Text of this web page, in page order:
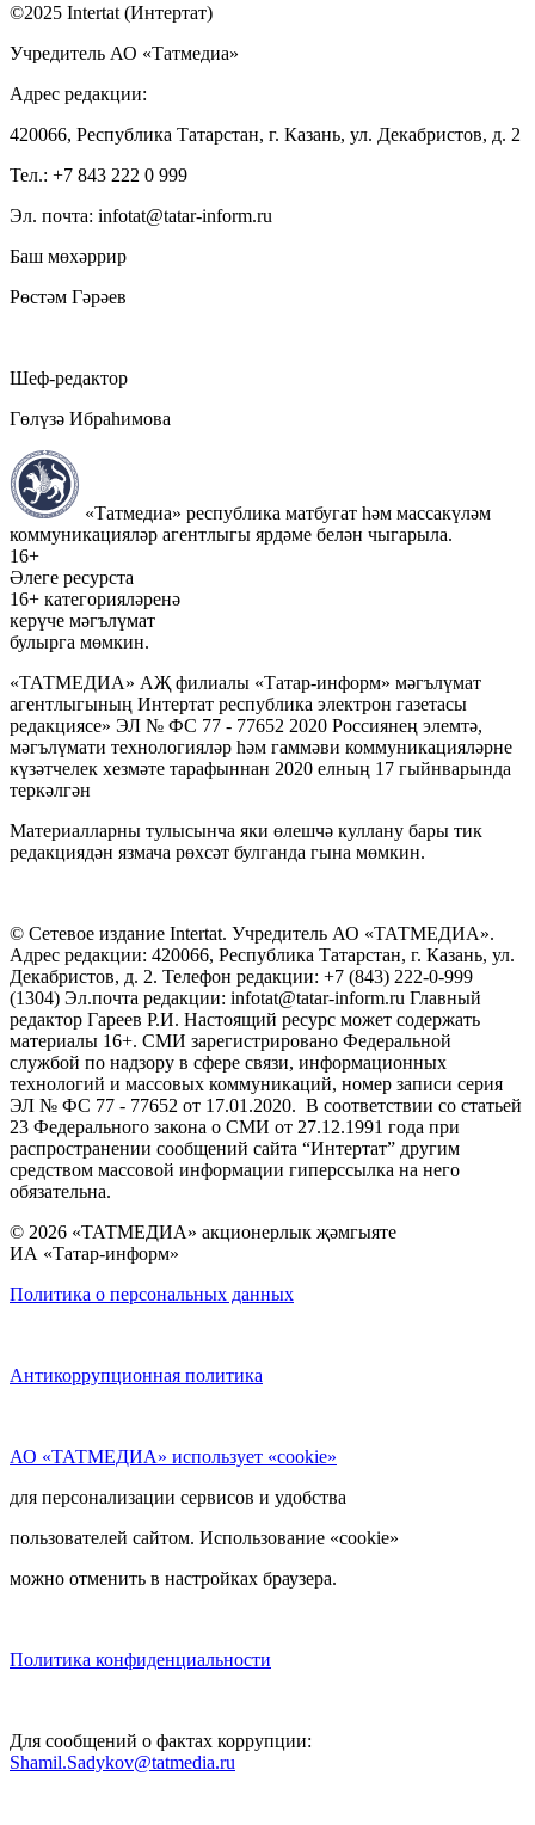
©2025 Intertat (Интертат)
Учредитель АО «Татмедиа»
Адрес редакции:
420066, Республика Татарстан, г. Казань, ул. Декабристов, д. 2
Тел.: +7 843 222 0 999
Эл. почта: infotat@tatar-inform.ru
Баш мөхәррир
Рөстәм Гәрәев
Шеф-редактор
Гөлүзә Ибраһимова
«Татмедиа» республика матбугат һәм массакүләм
коммуникацияләр агентлыгы ярдәме белән чыгарыла.
16+
Әлеге ресурста
16+ категорияләренә
керүче мәгълүмат
булырга мөмкин.
«ТАТМЕДИА» АҖ филиалы «Татар-информ» мәгълүмат
агентлыгының Интертат республика электрон газетасы
редакциясе» ЭЛ № ФС 77 - 77652 2020 Россиянең элемтә,
мәгълүмати технологияләр һәм гаммәви коммуникацияләрне
күзәтчелек хезмәте тарафыннан 2020 елның 17 гыйнварында
теркәлгән
Материалларны тулысынча яки өлешчә куллану бары тик
редакциядән язмача рөхсәт булганда гына мөмкин.
© Сетевое издание Intertat. Учредитель АО «ТАТМЕДИА».
Адрес редакции: 420066, Республика Татарстан, г. Казань, ул.
Декабристов, д. 2. Телефон редакции: +7 (843) 222-0-999
(1304) Эл.почта редакции: infotat@tatar-inform.ru Главный
редактор Гареев Р.И. Настоящий ресурс может содержать
материалы 16+. СМИ зарегистрировано Федеральной
службой по надзору в сфере связи, информационных
технологий и массовых коммуникаций, номер записи серия
ЭЛ № ФС 77 - 77652 от 17.01.2020. В соответствии со статьей
23 Федерального закона о СМИ от 27.12.1991 года при
распространении сообщений сайта “Интертат” другим
средством массовой информации гиперссылка на него
обязательна.
© 2026 «ТАТМЕДИА» акционерлык җәмгыяте
ИА «Татар-информ»
Политика о персональных данных
Антикоррупционная политика
АО «ТАТМЕДИА» использует «cookie»
для персонализации сервисов и удобства
пользователей сайтом. Использование «cookie»
можно отменить в настройках браузера.
Политика конфиденциальности
Для сообщений о фактах коррупции:
Shamil.Sadykov@tatmedia.ru